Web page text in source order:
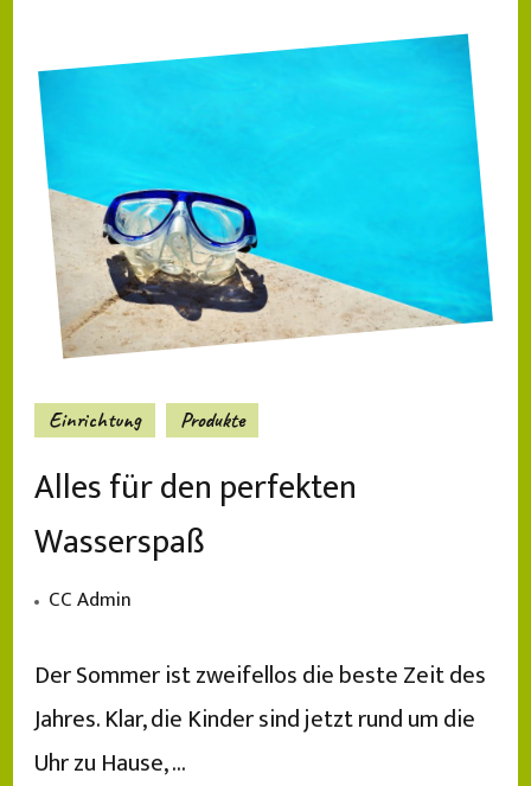
Einrichtung Produkte
Alles für den perfekten
Wasserspaß
CC Admin
Der Sommer ist zweifellos die beste Zeit des
Jahres. Klar, die Kinder sind jetzt rund um die
Uhr zu Hause, …